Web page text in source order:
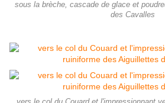
sous la brèche, cascade de glace et
des Cavalles